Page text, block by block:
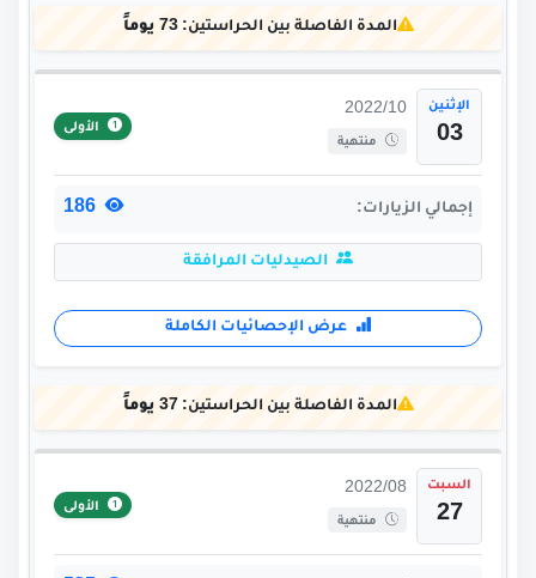
المدة الفاصلة بين الحراستين:73 يوماً
الإثنين
03
2022/10
منتهية
الأولى
إجمالي الزيارات:
الصيدليات المرافقة
عرض الإحصائيات الكاملة
المدة الفاصلة بين الحراستين: 37 يوماً
السبت
27
2022/08
منتهية
الأولى